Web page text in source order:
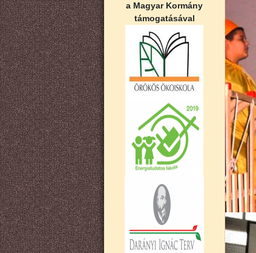
a Magyar Kormány
támogatásával